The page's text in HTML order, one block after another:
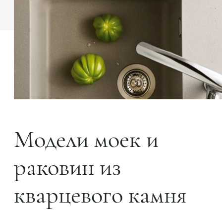
Модели моек и
раковин из
кварцевого камня